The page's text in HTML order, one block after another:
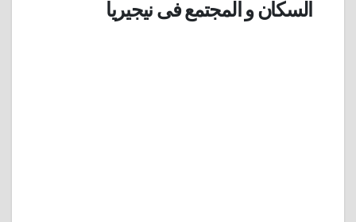
السكان و المجتمع فى نيجيريا